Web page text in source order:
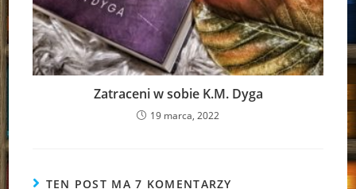
Zatraceni w sobie K.M. Dyga
19 marca, 2022
TEN POST MA 7 KOMENTARZY